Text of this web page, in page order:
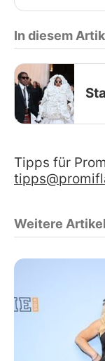
In diesem
Tipps für
Weitere